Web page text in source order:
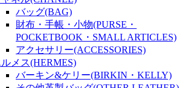
バッグ(BAG)
財布・手帳・小物(PURSE・
POCKETBOOK・SMALL ARTICLES)
アクセサリー(ACCESSORIES)
メス(HERMES)
バーキン&ケリー(BIRKIN・KELLY)